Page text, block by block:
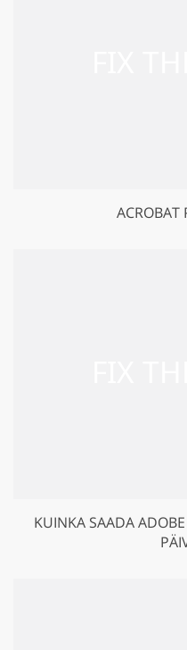
ACROBAT
KUINKA SAADA